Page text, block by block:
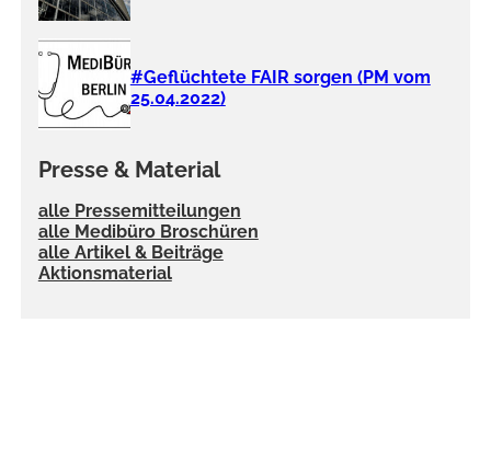
#Geflüchtete FAIR sorgen (PM vom
25.04.2022)
Presse & Material
alle Pressemitteilungen
alle Medibüro Broschüren
alle Artikel & Beiträge
Aktionsmaterial